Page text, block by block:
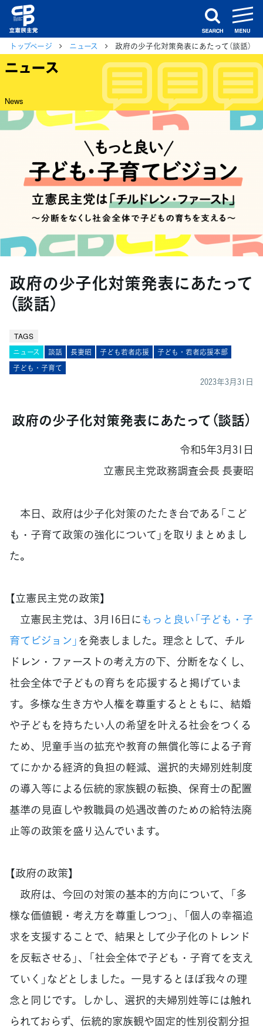
search
トップページ ニュース 政府の少子化対策発表にあたって（談話）
ニュース
News
政府の少子化対策発表にあたって
（談話）
TAGS
ニュース 談話 長妻昭 子ども若者応援
子ども・若者応援本部
子ども・子育て
2023年3月31日
政府の少子化対策発表にあたって（談話）
令和5年3月31日
立憲民主党政務調査会長 長妻昭
本日、政府は少子化対策のたたき台である「こど
も・子育て政策の強化について」を取りまとめまし
た。
【立憲民主党の政策】
立憲民主党は、3月16日にもっと良い「子ども・子
育てビジョン」を発表しました。理念として、チル
ドレン・ファーストの考え方の下、分断をなくし、
社会全体で子どもの育ちを応援すると掲げていま
す。多様な生き方や人権を尊重するとともに、結婚
や子どもを持ちたい人の希望を叶える社会をつくる
ため、児童手当の拡充や教育の無償化等による子育
てにかかる経済的負担の軽減、選択的夫婦別姓制度
の導入等による伝統的家族観の転換、保育士の配置
基準の見直しや教職員の処遇改善のための給特法廃
止等の政策を盛り込んでいます。
【政府の政策】
政府は、今回の対策の基本的方向について、「多
様な価値観・考え方を尊重しつつ」、「個人の幸福追
求を支援することで、結果として少子化のトレンド
を反転させる」、「社会全体で子ども・子育てを支え
ていく」などとしました。一見するとほぼ我々の理
念と同じです。しかし、選択的夫婦別姓等には触れ
られておらず、伝統的家族観や固定的性別役割分担